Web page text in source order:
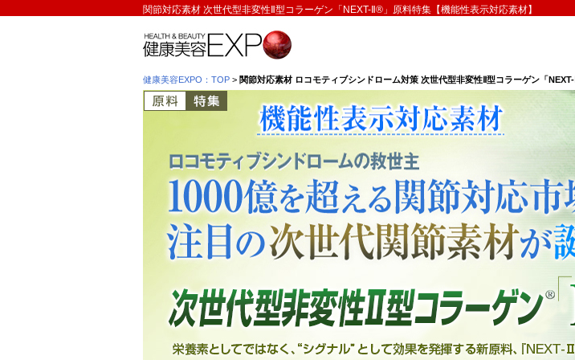
関節対応素材 次世代型非変性Ⅱ型コラーゲン「NEXT-Ⅱ®」原料特集【機能性表示対応素材】
健康美容EXPO：TOP > 関節対応素材 ロコモティブシンドローム対策 次世代型非変性Ⅱ型コラーゲン「
原料特集 ロコモティブシンドローム対策原料の救世主 1000億を
性2型コラーゲン UC-Ⅱ(R) 情報提供：株式会社龍泉堂